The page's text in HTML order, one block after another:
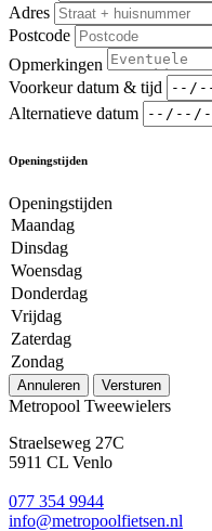
Adres
Postcode
Opmerkingen
Voorkeur datum & tijd
Alternatieve datum
Openingstijden
Openingstijden
Maandag
Dinsdag
Woensdag
Donderdag
Vrijdag
Zaterdag
Zondag
Annuleren Versturen
Metropool Tweewielers
Straelseweg 27C
5911 CL Venlo
077 354 9944
info@metropoolfietsen.nl